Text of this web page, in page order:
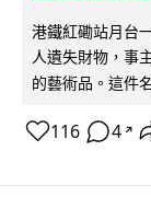
港鐵紅磡站月台
人遺失財物，事
的藝術品。這件
116 4 ↗